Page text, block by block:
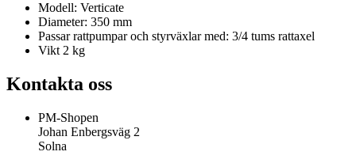
Modell: Verticate
Diameter: 350 mm
Passar rattpumpar och styrväxlar med: 3/4 tums rattaxel
Vikt 2 kg
Kontakta oss
PM-Shopen
Johan Enbergsväg 2
Solna